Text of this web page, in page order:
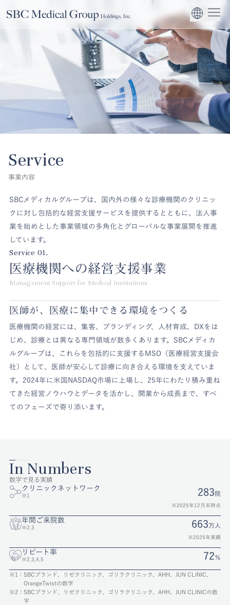
EN
Company
SBCメディカルグループホールディングスについて
CEO Message
企業理念
Service 医療機関への経
グローバル事業
法人事業
Sustainability 環境
社会
ガバナンス
Service
事業内容
SBCメディカルグループは、国内外の様々な診療機関のクリニッ
クに対し包括的な経営支援サービスを提供するとともに、法人事
業を始めとした事業領域の多角化とグローバルな事業展開を推進
しています。
Service 01.
医療機関への経営支援事業
Management Support for Medical Institutions
医師が、医療に集中できる環境をつくる
医療機関の経営には、集客、ブランディング、人材育成、DXをは
じめ、診療とは異なる専門領域が数多くあります。SBCメディカ
ルグループは、これらを包括的に支援するMSO（医療経営支援会
社）として、医師が安心して診療に向き合える環境を支えていま
す。2024年に米国NASDAQ市場に上場し、25年にわたり積み重ね
てきた経営ノウハウとデータを活かし、開業から成長まで、すべ
てのフェーズで寄り添います。
In Numbers
数字で見る実績
クリニックネットワーク
※1 283院
※2025年12月末時点
年間ご来院数
※2,3 663万人
※2025年実績
リピート率
※2,3,4,5 72％
※1： SBCブランド、リゼクリニック、ゴリラクリニック、AHH、JUN CLINIC、
OrangeTwistの数字
※2： SBCブランド、リゼクリニック、ゴリラクリニック、AHH、JUN CLINICの数
字